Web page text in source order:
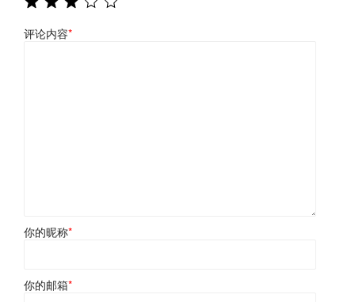
评论内容*
你的昵称*
你的邮箱*